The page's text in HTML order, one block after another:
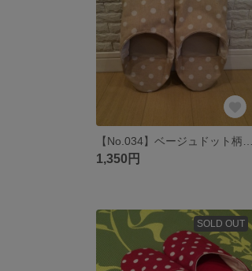
1,350円
SOLD OUT